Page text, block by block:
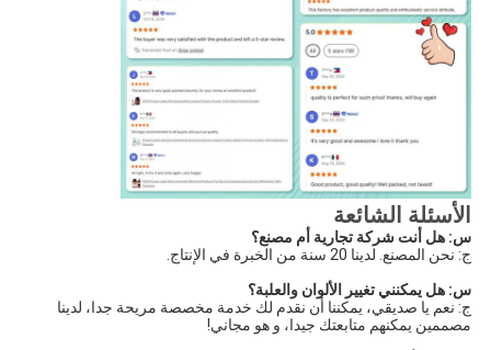
الأسئلة الشائعة
س: هل أنت شركة تجارية أم مصنع؟
ج: نحن المصنع. لدينا 20 سنة من الخبرة في الإنتاج.
س: هل يمكنني تغيير الألوان والعلبة؟
ج: نعم يا صديقي، يمكننا أن نقدم لك خدمة مخصصة مريحة جدا، لدينا
مصممين يمكنهم متابعتك جيدا، و هو مجاني!